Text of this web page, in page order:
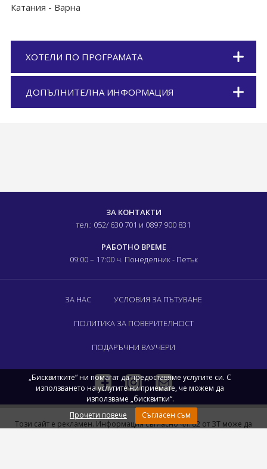
Катания - Варна
ХОТЕЛИ ПО ПРОГРАМАТА
ДОПЪЛНИТЕЛНА ИНФОРМАЦИЯ
ЗА КОНТАКТИ
тел.: 052/ 630 701 и 0897 900 831
РАБОТНО ВРЕМЕ
09:00 – 17:00 ч. Понеделник - Петък
ЗА НАС УСЛОВИЯ ЗА ПЪТУВАНЕ
ПОЛИТИКА ЗА ПОВЕРИТЕЛНОСТ
ПОДАРЪЧНИ ВАУЧЕРИ
Този сайт е рекламен. Информация съгласно чл. 82 от ЗТ може да
„Бисквитките“ ни помагат да предоставяме услугите си. С
използването на услугите ни приемате, че можем да
използваме „бисквитки“.
Прочети повече
Съгласен съм